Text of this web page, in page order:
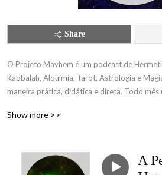
Share
O Projeto Mayhem é um podcast de
Kabbalah, Alquimia, Tarot, Astrologia e
maneira prática, didática e direta. Todo
Show more >>
A